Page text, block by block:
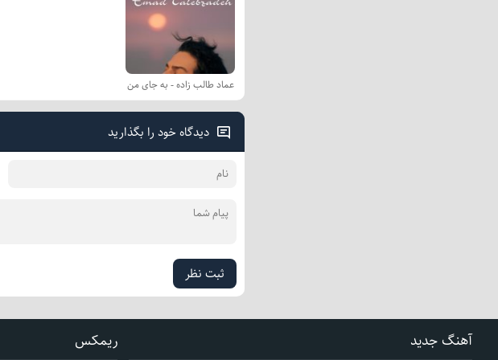
عماد طالب زاده - به جای من
دیدگاه خود را بگذارید
ثبت نظر
آهنگ جدید ریمکس